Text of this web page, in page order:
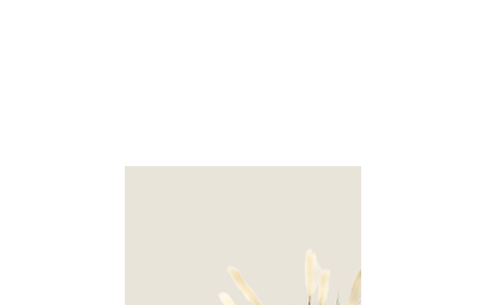
NERO
NERO